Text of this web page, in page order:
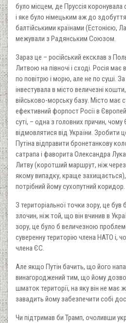
було місцем, де Пруссія коронувала
і яке було німецьким аж до
балтійськими країнами (Естонією,
межували з Радянським Союзом.
Зараз це – російський ексклав з
Литвою на півночі і сході. Росія
по повітрю і морю, але не по суші.
інвестувала в місто величезні
військово-морську базу. Місто має
ефективний форпост Росії в
суті, – одна з головних причин,
відмовлятися від України. Зробити
Путіна відправити бронетанкову
сатрапа і фаворита Олександра
Литву (коротший маршрут, ніж
якому випадку, краще
потрібний йому сухопутний коридор.
З територіальної точки зору, це
злочин, ніж той, що він вчинив в
зору, це було б величезною
суверенну територію члена НАТО і,
члена ЄС.
Але якщо Путін бачить, що його
винагороджений тим, що йому
шматок території, на яку він не має
завадить йому забезпечити собі
Чи підтримав би Трамп, очоливши